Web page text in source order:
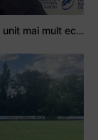
Stejarul Iulian Hartig: A fost un turneu care a unit mai mult echipa